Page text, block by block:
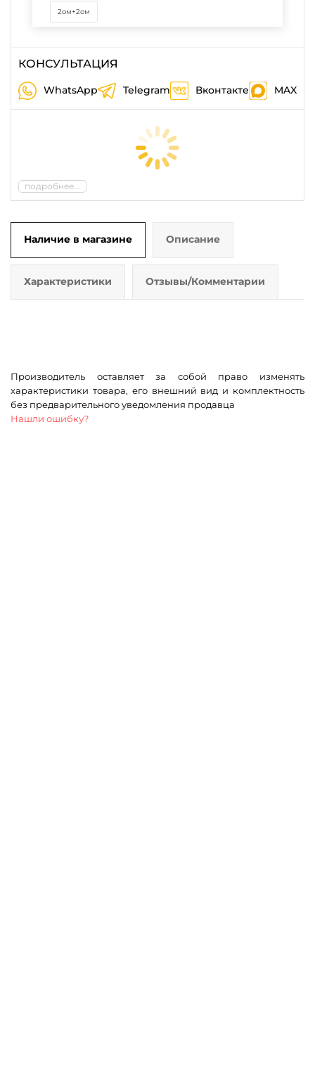
2ом+2ом
КОНСУЛЬТАЦИЯ
WhatsApp Telegram Вконтакте MAX
подробнее...
Наличие в магазине Описание
Характеристики Отзывы/Комментарии
Производитель оставляет за собой право изменять
характеристики товара, его внешний вид и комплектность
без предварительного уведомления продавца
Нашли ошибку?